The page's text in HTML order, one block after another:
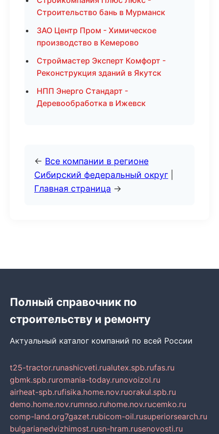
Строительство бань в Мурманск
ЗАО Центр Пром - Химическое
производство в Кемерово
Строймастер Эксперт Комфорт -
Реконструкция зданий в Якутск
НПП Энерго Стандарт -
Деревообработка в Ижевск
← Все компании в регионе
Сибирский федеральный округ
Главная страница →
Полный справочник по
строительству и ремонту
Актуальный каталог компаний по всей России
t25-tractor.runashicveti.rualutex.spb.rufas.ru
gbmk.spb.ruromania-today.runovoizol.ru
airheat-spb.rufisika.home.nov.ruorakul.spb.ru
demo.home.nov.rumnso.ruhome.nov.rucemko.ru
comp-land.org7gazet.rubicom-oil.rusuperiorsearch.ru
bulgarianedvizhimost.rusn-hram.rusenovosti.ru